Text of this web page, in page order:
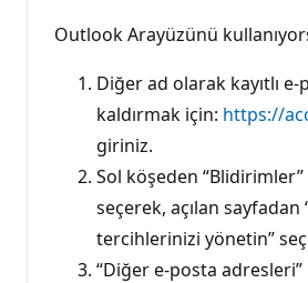
Outlook Arayüzünü
Diğer ad olarak kayıtlı
kaldırmak için: https://
giriniz.
Sol köşeden “Blidirimler”
seçerek, açılan sayfadan
tercihlerinizi yönetin”
“Diğer e-posta adresleri”